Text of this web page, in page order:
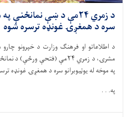
د زمري ۲۴مې د ښې نمانځنې
سره د همغږۍ غونډه ترسره شوه
د اطلاعاتو او فرهنګ وزارت د خپرونو
مشرۍ، د زمري ۲۴مې (فتحې
په موخه له یوټیوبرانو سره د همغږۍ غونډه
په. . .